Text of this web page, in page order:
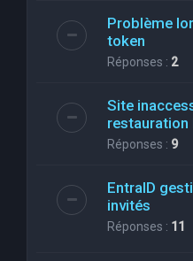
Problème
token
Réponses : 2
Site
restauration
Réponses : 9
EntraID
invités
Réponses : 11